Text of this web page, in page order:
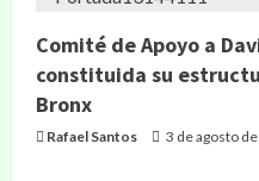
Comité de Apoyo a
constituida su
Bronx
Rafael Santos 3 de agosto